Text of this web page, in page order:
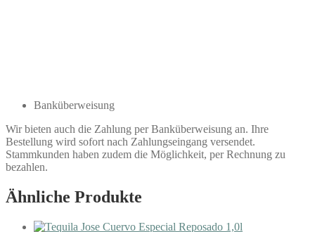
Banküberweisung
Wir bieten auch die Zahlung per Banküberweisung an. Ihre
Bestellung wird sofort nach Zahlungseingang versendet.
Stammkunden haben zudem die Möglichkeit, per Rechnung zu
bezahlen.
Ähnliche Produkte